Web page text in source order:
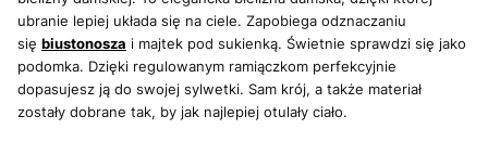
ubranie lepiej układa się na ciele. Zapobiega odznaczaniu
się biustonosza i majtek pod sukienką. Świetnie sprawdzi się jako
podomka. Dzięki regulowanym ramiączkom perfekcyjnie
dopasujesz ją do swojej sylwetki. Sam krój, a także materiał
zostały dobrane tak, by jak najlepiej otulały ciało.